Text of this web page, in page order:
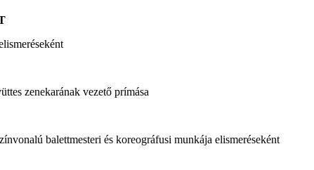
zenekarának vezető prímása
balettmesteri és koreográfusi munkája elismeréseként